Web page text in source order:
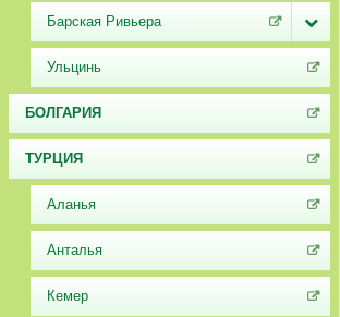
Барская Ривьера
Ульцинь
БОЛГАРИЯ
ТУРЦИЯ
Аланья
Анталья
Кемер